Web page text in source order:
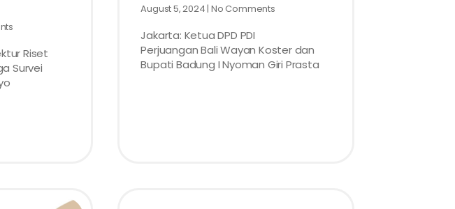
Riset
Survei
August 5, 2024 No Comments
Jakarta: Ketua DPD PDI
Perjuangan Bali Wayan Koster dan
Bupati Badung I Nyoman Giri Prasta